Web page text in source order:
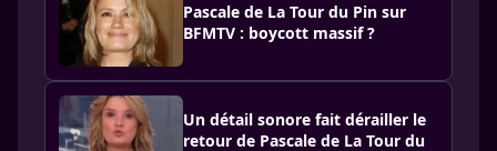
Pascale de La Tour du Pin sur
BFMTV : boycott massif ?
Un détail sonore fait dérailler le
retour de Pascale de La Tour du